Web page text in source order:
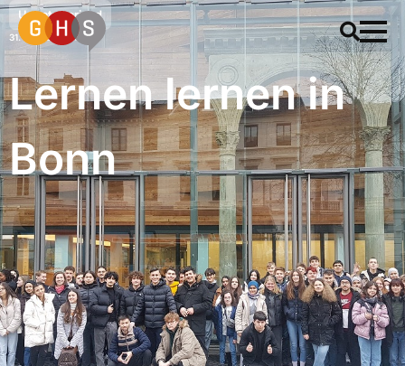
Uncategorized
31. Januar 2023
Lernen lernen in
Bonn